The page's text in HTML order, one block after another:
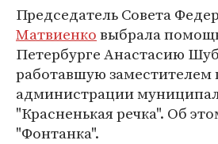
Председатель Совета
Матвиенковыбрала
Петербурге Анастасию
работавшую заместителем
администрации
"Красненькая речка". Об
"Фонтанка".